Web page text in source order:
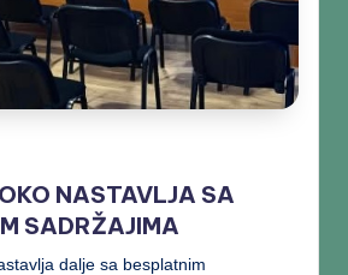
NASTAVLJA SA
SADRŽAJIMA
dalje sa besplatnim